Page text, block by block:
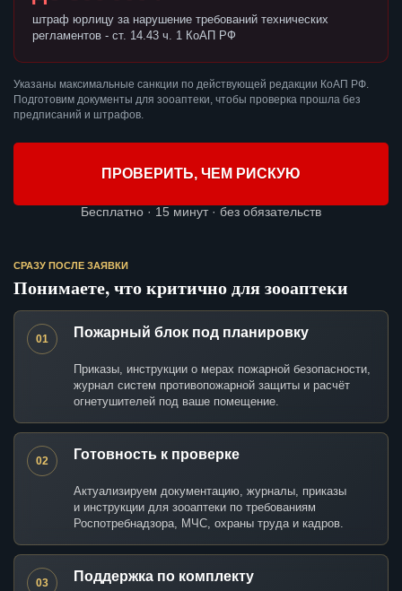
штраф юрлицу за нарушение требований технических
регламентов - ст. 14.43 ч. 1 КоАП РФ
Указаны максимальные санкции по действующей редакции КоАП РФ.
Подготовим документы для зооаптеки, чтобы проверка прошла без
предписаний и штрафов.
ПРОВЕРИТЬ, ЧЕМ РИСКУЮ
Бесплатно · 15 минут · без обязательств
СРАЗУ ПОСЛЕ ЗАЯВКИ
Понимаете, что критично для зооаптеки
01 Пожарный блок под планировку
Приказы, инструкции о мерах пожарной безопасности,
журнал систем противопожарной защиты и расчёт
огнетушителей под ваше помещение.
02 Готовность к проверке
Актуализируем документацию, журналы, приказы
и инструкции для зооаптеки по требованиям
Роспотребнадзора, МЧС, охраны труда и кадров.
03 Поддержка по комплекту